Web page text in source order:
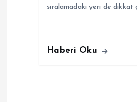
sıralamadaki yeri de dikkat
Haberi Oku